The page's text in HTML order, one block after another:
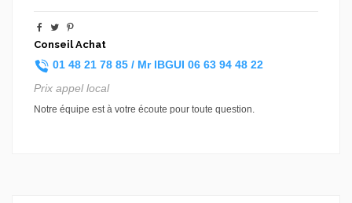
Conseil Achat
01 48 21 78 85 / Mr IBGUI 06 63 94 48 22
Prix appel local
Notre équipe est à votre écoute pour toute question.